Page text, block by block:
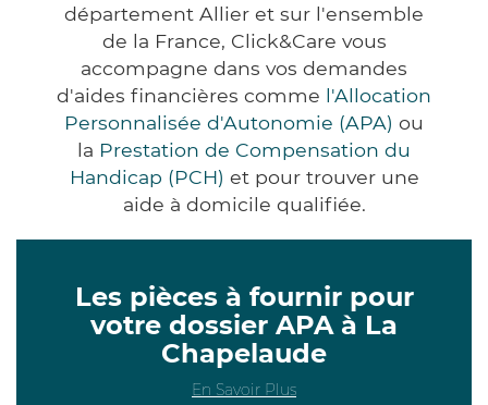
département Allier et sur l'ensemble
de la France, Click&Care vous
accompagne dans vos demandes
d'aides financières comme l'Allocation
Personnalisée d'Autonomie (APA) ou
la Prestation de Compensation du
Handicap (PCH) et pour trouver une
aide à domicile qualifiée.
Les pièces à fournir pour
votre dossier APA à La
Chapelaude
En Savoir Plus